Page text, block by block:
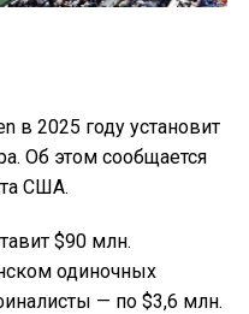
в 2025 году установит
Об этом сообщается
США.
$90 млн.
одиночных
— по $3,6 млн.